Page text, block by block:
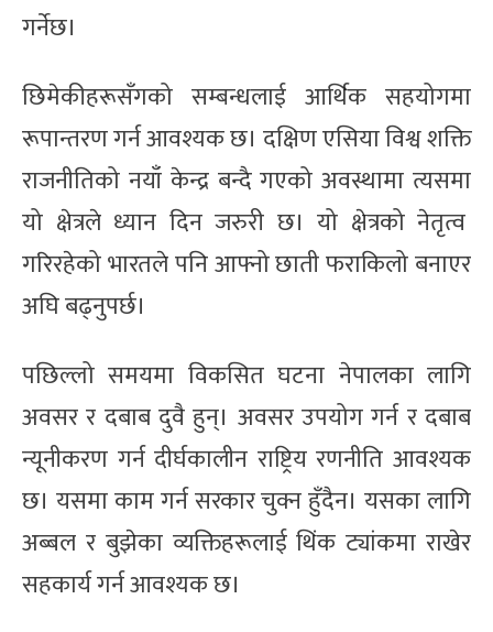
गर्नेछ।
छिमेकीहरूसँगको सम्बन्धलाई आर्थिक सहयोगमा
रूपान्तरण गर्न आवश्यक छ। दक्षिण एसिया विश्व शक्ति
राजनीतिको नयाँ केन्द्र बन्दै गएको अवस्थामा त्यसमा
यो क्षेत्रले ध्यान दिन जरुरी छ। यो क्षेत्रको नेतृत्व
गरिरहेको भारतले पनि आफ्नो छाती फराकिलो बनाएर
अघि बढ्नुपर्छ।
पछिल्लो समयमा विकसित घटना नेपालका लागि
अवसर र दबाब दुवै हुन्। अवसर उपयोग गर्न र दबाब
न्यूनीकरण गर्न दीर्घकालीन राष्ट्रिय रणनीति आवश्यक
छ। यसमा काम गर्न सरकार चुक्न हुँदैन। यसका लागि
अब्बल र बुझेका व्यक्तिहरूलाई थिंक ट्यांकमा राखेर
सहकार्य गर्न आवश्यक छ।